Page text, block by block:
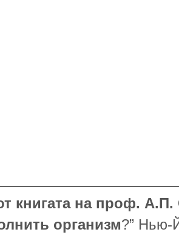
книгата на проф. А.П.
организм?” Нью-